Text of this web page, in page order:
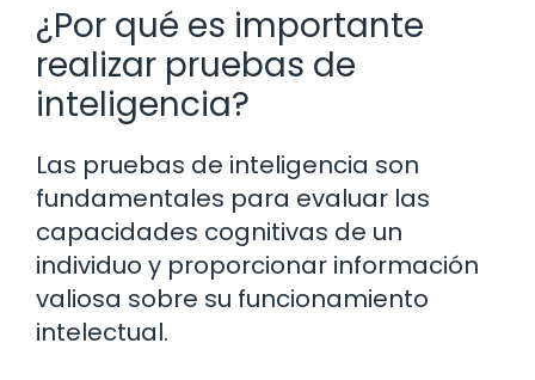
¿Por qué es importante
realizar pruebas de
inteligencia?
Las pruebas de inteligencia son
fundamentales para evaluar las
capacidades cognitivas de un
individuo y proporcionar información
valiosa sobre su funcionamiento
intelectual.